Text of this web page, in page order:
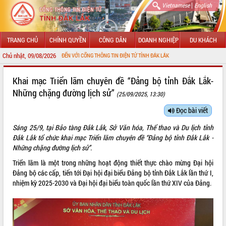
Vietnamese| English
TRANG CHỦ CHÍNH QUYỀN CÔNG DÂN DOANH NGHIỆP DU KHÁCH
Chủ nhật, 09/08/2026
MỪNG ĐẾN VỚI CỔNG THÔNG TIN ĐIỆN TỬ TỈNH ĐẮK LẮK
LÃNH ĐẠO UBND TỈNH
SỞ, BAN, NGÀNH
THÔNG TIN CHỈ ĐẠO ĐIỀU HÀNH
HỆ THỐNG VĂN BẢN
VĂN BẢN HĐND TỈNH
Khai mạc Triển lãm chuyên đề “Đảng bộ tỉnh Đắk Lắk-
Những chặng đường lịch sử” (25/09/2025, 13:30)
Đọc bài viết
Sáng 25/9, tại Bảo tàng Đắk Lắk, Sở Văn hóa, Thể thao và Du lịch tỉnh
Đắk Lắk tổ chức khai mạc Triển lãm chuyên đề “Đảng bộ tỉnh Đắk Lắk -
Những chặng đường lịch sử”.
Triển lãm là một trong những hoạt động thiết thực chào mừng Đại hội
Đảng bộ các cấp, tiến tới Đại hội đại biểu Đảng bộ tỉnh Đắk Lắk lần thứ I,
nhiệm kỳ 2025-2030 và Đại hội đại biểu toàn quốc lần thứ XIV của Đảng.